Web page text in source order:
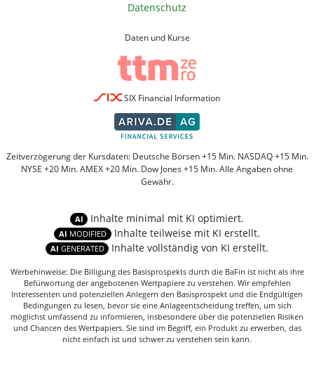
Datenschutz
Daten und Kurse
SIX Financial Information
Zeitverzögerung der Kursdaten: Deutsche Börsen +15 Min. NASDAQ +15 Min.
NYSE +20 Min. AMEX +20 Min. Dow Jones +15 Min. Alle Angaben ohne
Gewähr.
AI Inhalte minimal mit KI optimiert.
AI MODIFIED Inhalte teilweise mit KI erstellt.
AI GENERATED Inhalte vollständig von KI erstellt.
Werbehinweise: Die Billigung des Basisprospekts durch die BaFin ist nicht als ihre
Befürwortung der angebotenen Wertpapiere zu verstehen. Wir empfehlen
Interessenten und potenziellen Anlegern den Basisprospekt und die Endgültigen
Bedingungen zu lesen, bevor sie eine Anlageentscheidung treffen, um sich
möglichst umfassend zu informieren, insbesondere über die potenziellen Risiken
und Chancen des Wertpapiers. Sie sind im Begriff, ein Produkt zu erwerben, das
nicht einfach ist und schwer zu verstehen sein kann.